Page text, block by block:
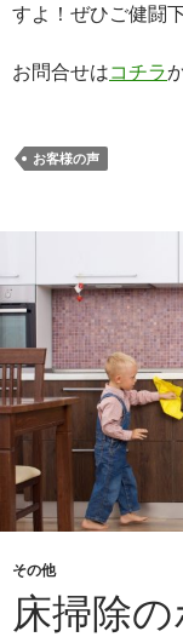
すよ！ぜひご健闘下
お問合せはコチラ
お客様の声
その他
床掃除